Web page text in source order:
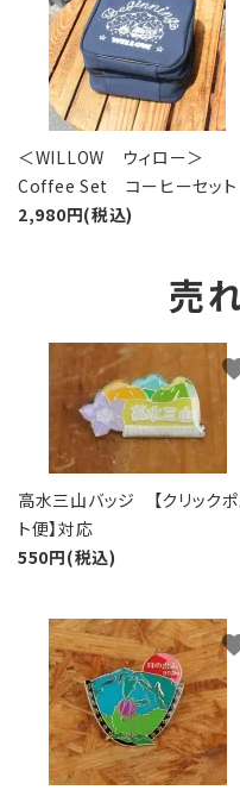
＜WILLOW ウィロー＞
Coffee Set コーヒーセット
2,980円(税込)
売
高水三山バッジ 【クリックポ
ト便】対応
550円(税込)